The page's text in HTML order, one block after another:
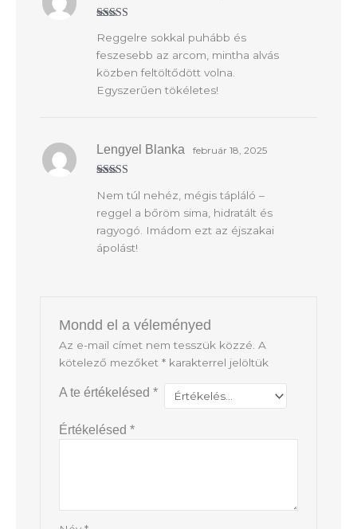
/ 5
Reggelre sokkal puhább és
feszesebb az arcom, mintha alvás
közben feltöltődött volna.
Egyszerűen tökéletes!
/ 5
Lengyel Blanka február 18, 2025
Nem túl nehéz, mégis tápláló –
reggel a bőröm sima, hidratált és
ragyogó. Imádom ezt az éjszakai
ápolást!
Mondd el a véleményed
Az e-mail címet nem tesszük közzé. A
kötelező mezőket *karakterrel jelöltük
A te értékelésed *
Értékelésed *